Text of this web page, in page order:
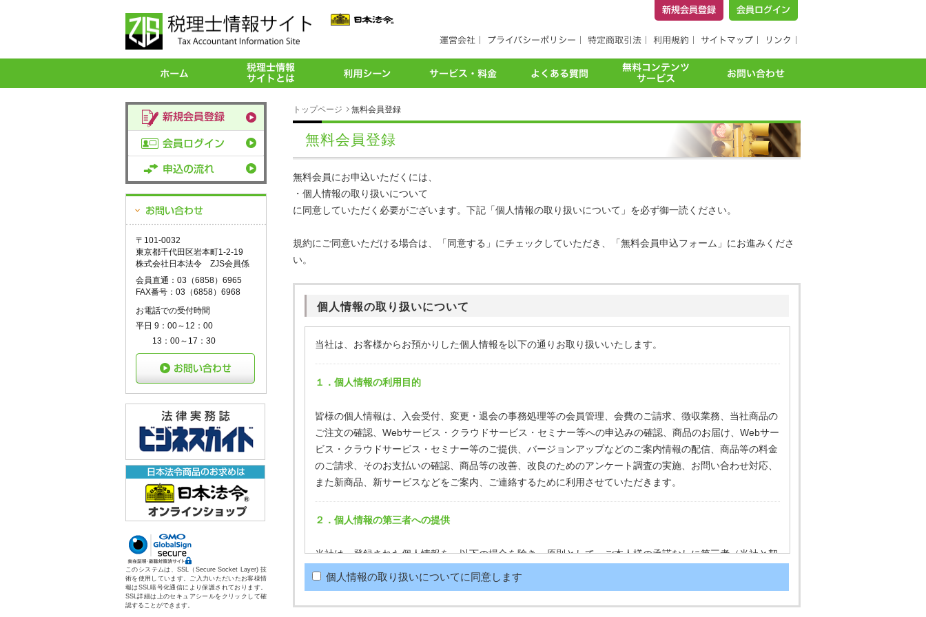
〒101-0032
東京都千代田区岩本町1-2-19
株式会社日本法令 ZJS会員係
会員直通：03（6858）6965
FAX番号：03（6858）6968
お電話での受付時間
平日 9：00～12：00
13：00～17：30
このシステムは、SSL（Secure Socket Layer) 技
術を使用しています。ご入力いただいたお客様情
報はSSL暗号化通信により保護されております。
SSL詳細は上のセキュアシールをクリックして確
認することができます。
トップページ 無料会員登録
無料会員登録
無料会員にお申込いただくには、
・個人情報の取り扱いについて
に同意していただく必要がございます。下記「個人情報の取り扱いについて」を必ず御一読ください。
規約にご同意いただける場合は、「同意する」にチェックしていただき、「無料会員申込フォーム」にお進みくださ
い。
個人情報の取り扱いについて
当社は、お客様からお預かりした個人情報を以下の通りお取り扱いいたします。
１．個人情報の利用目的
皆様の個人情報は、入会受付、変更・退会の事務処理等の会員管理、会費のご請求、徴収業務、当社商品の
ご注文の確認、Webサービス・クラウドサービス・セミナー等への申込みの確認、商品のお届け、Webサー
ビス・クラウドサービス・セミナー等のご提供、バージョンアップなどのご案内情報の配信、商品等の料金
のご請求、そのお支払いの確認、商品等の改善、改良のためのアンケート調査の実施、お問い合わせ対応、
また新商品、新サービスなどをご案内、ご連絡するために利用させていただきます。
２．個人情報の第三者への提供
当社は、登録された個人情報を、以下の場合を除き、原則として、ご本人様の承諾なしに第三者（当社と契
約を締結した業務委託先を除く）に提供することはいたしません。
・当社とお客様本人または第三者の生命、身体または財産の保護のために必要であることが、合理的に判断
個人情報の取り扱いについてに同意します